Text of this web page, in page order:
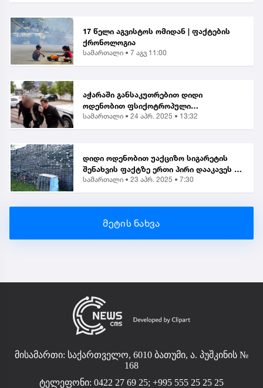
17 წელი აგვისტოს ომიდან | ფაქტების
ქრონოლოგია
სამართალი • 7 აგვ 11:00
აჭარაში განსაკუთრებით დიდი
ოდენობით ფსიქოტროპული
ნივთიერების შეძენა-შენახვისა და
სამართალი • 24 აპრ. 2025 • 13:32
დიდი ოდენობით უაქციზო სიგარეტის
შენახვის ფაქტზე ერთი პირი დააკავეს |
საგამოძიებო
სამართალი • 23 აპრ. 2025 • 7:30
მეტის ნახვა
მისამართი: საქართველო, 6010 ბათუმი, ა. პუშკინის №
168
ტელეფონი: 0422 27 69 25; +995 555 25 25 25